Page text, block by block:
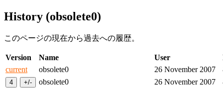
History (obsolete0)
このページの現在から過去への履歴。
Version Name User
current
obsolete0 26 November 2007
obsolete0
26 November 2007